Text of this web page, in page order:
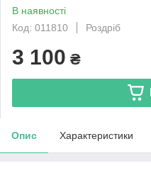
В наявності
Код: 011810
Роздріб
3 100 ₴
Опис Характеристики